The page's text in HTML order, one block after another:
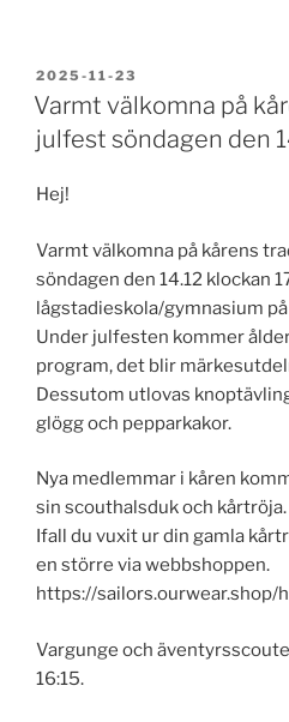
PUBLICERAT
2025-11-23
Varmt välkomna på
julfest söndagen den
Hej!
Varmt välkomna på kårens
söndagen den 14.12 klockan
lågstadieskola/gymnasium
Under julfesten kommer
program, det blir
Dessutom utlovas
glögg och pepparkakor.
Nya medlemmar i kåren
sin scouthalsduk och kårtröja.
Ifall du vuxit ur din gamla
en större via webbshoppen.
https://
Vargunge och
16:15.